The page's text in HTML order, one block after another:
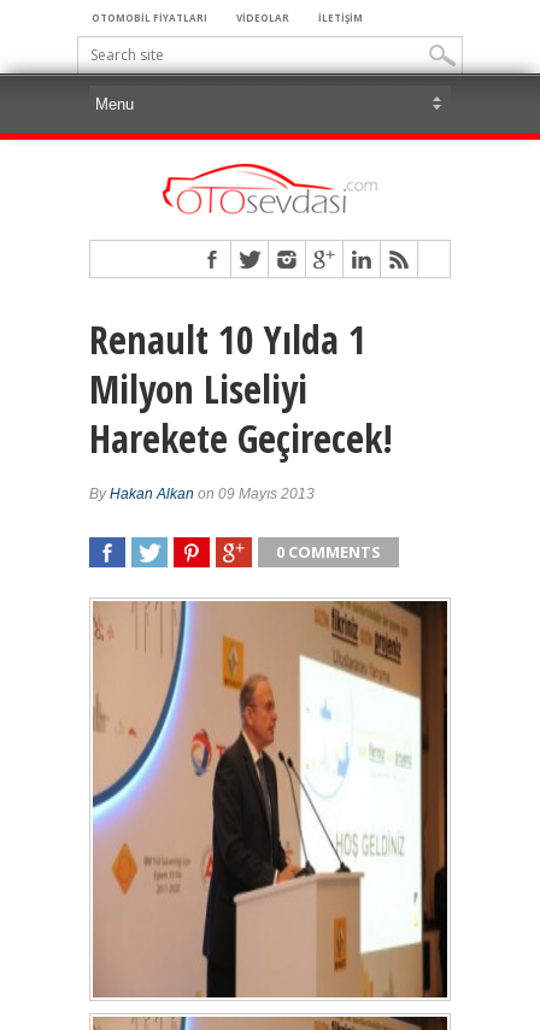
OTOMOBİL FİYATLARI VİDEOLAR İLETİŞİM
Renault 10 Yılda 1
Milyon Liseliyi
Harekete Geçirecek!
ByHakan Alkan on 09 Mayıs 2013
0 COMMENTS